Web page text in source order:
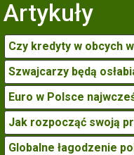
Artykuły
Czy kredyty w obcych
Szwajcarzy będą
Euro w Polsce
Jak rozpocząć swoją
Globalne łagodzenie